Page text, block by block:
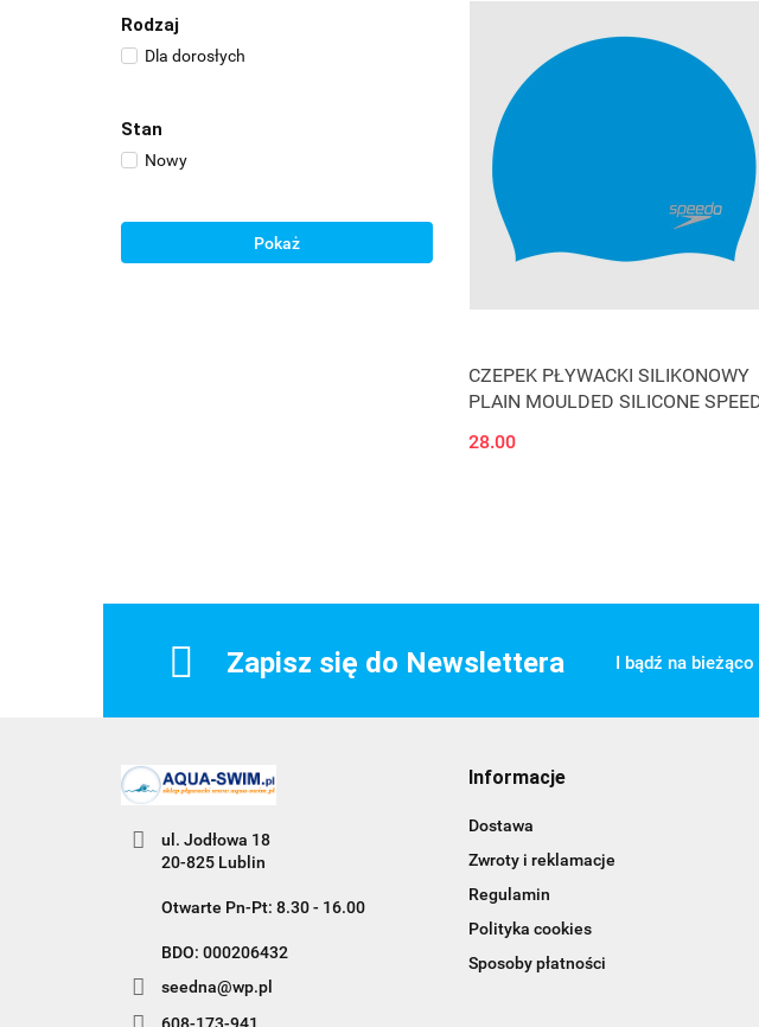
Rodzaj
Dla dorosłych
Stan
Nowy
Pokaż
CZEPEK PŁYWACKI SILIKONOWY
PLAIN MOULDED SILICONE
28.00
Zapisz się do Newslettera I bądź na
ul. Jodłowa 18
20-825 Lublin
Otwarte Pn-Pt: 8.30 - 16.00
BDO: 000206432
seedna@wp.pl
608-173-941
Informacje
Dostawa
Zwroty i reklamacje
Regulamin
Polityka cookies
Sposoby płatności